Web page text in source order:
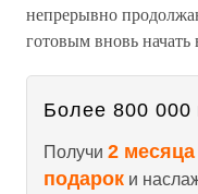
непрерывно
готовым вновь начать
Более 800 000
Получи 2
подарок и